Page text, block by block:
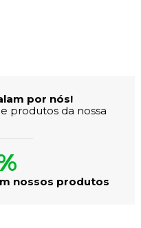
por nós!
produtos da nossa
nossos produtos